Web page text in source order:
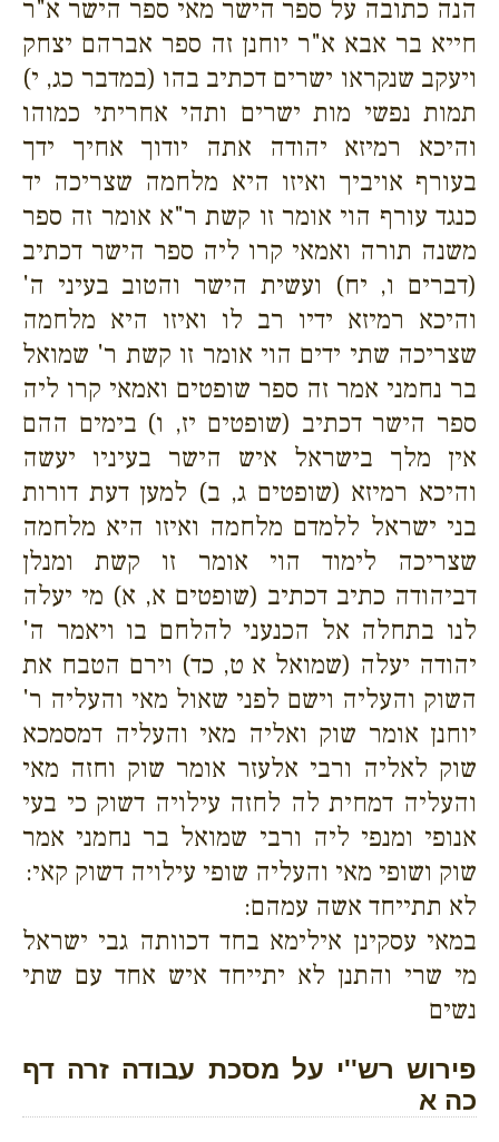
הנה כתובה על ספר הישר מאי ספר הישר א"ר
חייא בר אבא א"ר יוחנן זה ספר אברהם יצחק
ויעקב שנקראו ישרים דכתיב בהו (במדבר כג, י)
תמות נפשי מות ישרים ותהי אחריתי כמוהו
והיכא רמיזא יהודה אתה יודוך אחיך ידך
בעורף אויביך ואיזו היא מלחמה שצריכה יד
כנגד עורף הוי אומר זו קשת ר"א אומר זה ספר
משנה תורה ואמאי קרו ליה ספר הישר דכתיב
(דברים ו, יח) ועשית הישר והטוב בעיני ה'
והיכא רמיזא ידיו רב לו ואיזו היא מלחמה
שצריכה שתי ידים הוי אומר זו קשת ר' שמואל
בר נחמני אמר זה ספר שופטים ואמאי קרו ליה
ספר הישר דכתיב (שופטים יז, ו) בימים ההם
אין מלך בישראל איש הישר בעיניו יעשה
והיכא רמיזא (שופטים ג, ב) למען דעת דורות
בני ישראל ללמדם מלחמה ואיזו היא מלחמה
שצריכה לימוד הוי אומר זו קשת ומנלן
דביהודה כתיב דכתיב (שופטים א, א) מי יעלה
לנו בתחלה אל הכנעני להלחם בו ויאמר ה'
יהודה יעלה (שמואל א ט, כד) וירם הטבח את
השוק והעליה וישם לפני שאול מאי והעליה ר'
יוחנן אומר שוק ואליה מאי והעליה דמסמכא
שוק לאליה ורבי אלעזר אומר שוק וחזה מאי
והעליה דמחית לה לחזה עילויה דשוק כי בעי
אנופי ומנפי ליה ורבי שמואל בר נחמני אמר
שוק ושופי מאי והעליה שופי עילויה דשוק קאי:
לא תתייחד אשה עמהם:
במאי עסקינן אילימא בחד דכוותה גבי ישראל
מי שרי והתנן לא יתייחד איש אחד עם שתי
נשים
פירוש רש''י על מסכת עבודה זרה דף
כה א